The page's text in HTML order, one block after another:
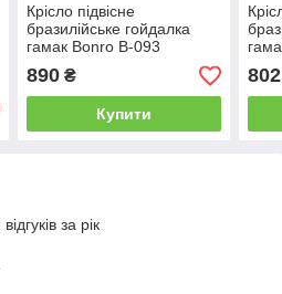
Крісло підвісне
бразилійське гойдалка
гамак Bonro B-093
890₴
Купити
802
за рік